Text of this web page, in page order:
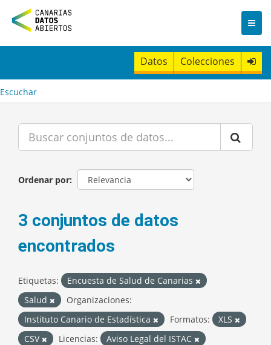
n
t
Datos Colecciones
Escuchar
Ordenar por
3 conjuntos de datos
encontrados
Etiquetas:
Encuesta de Salud de Canarias
Salud
Organizaciones:
Instituto Canario de Estadística
Formatos:
XLS
CSV
Licencias:
Aviso Legal del ISTAC